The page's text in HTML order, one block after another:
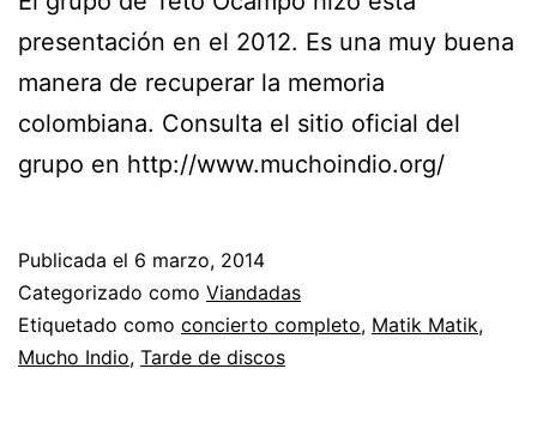
presentación en el 2012. Es una muy buena
manera de recuperar la memoria
colombiana. Consulta el sitio oficial del
grupo en http://www.muchoindio.org/
Publicada el 6 marzo, 2014
Categorizado como Viandadas
Etiquetado como concierto completo, Matik Matik,
Mucho Indio, Tarde de discos